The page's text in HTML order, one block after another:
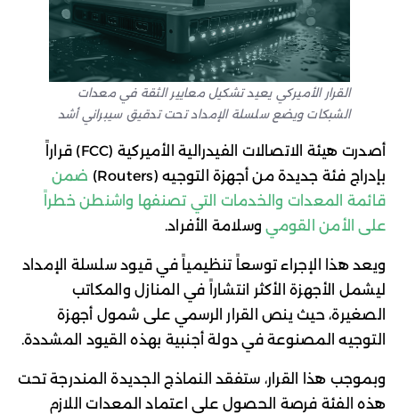
القرار الأميركي يعيد تشكيل معايير الثقة في معدات
الشبكات ويضع سلسلة الإمداد تحت تدقيق سيبراني أشد
أصدرت هيئة الاتصالات الفيدرالية الأميركية (FCC) قراراً
بإدراج فئة جديدة من أجهزة التوجيه (Routers)
ضمن
قائمة المعدات والخدمات التي تصنفها واشنطن خطراً
على الأمن القوميوسلامة الأفراد.
ويعد هذا الإجراء توسعاً تنظيمياً في قيود سلسلة الإمداد
ليشمل الأجهزة الأكثر انتشاراً في المنازل والمكاتب
الصغيرة، حيث ينص القرار الرسمي على شمول أجهزة
التوجيه المصنوعة في دولة أجنبية بهذه القيود المشددة.
وبموجب هذا القرار، ستفقد النماذج الجديدة المندرجة تحت
هذه الفئة فرصة الحصول على اعتماد المعدات اللازم